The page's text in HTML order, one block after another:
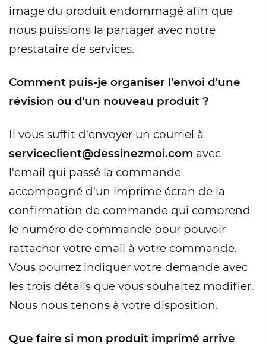
image du produit endommagé afin que
nous puissions la partager avec notre
prestataire de services.
Comment puis-je organiser l'envoi d'une
révision ou d'un nouveau produit ?
Il vous suffit d'envoyer un courriel à
serviceclient@dessinezmoi.com avec
l'email qui passé la commande
accompagné d'un imprime écran de la
confirmation de commande qui comprend
le numéro de commande pour pouvoir
rattacher votre email à votre commande.
Vous pourrez indiquer votre demande avec
les trois détails que vous souhaitez modifier.
Nous nous tenons à votre disposition.
Que faire si mon produit imprimé arrive